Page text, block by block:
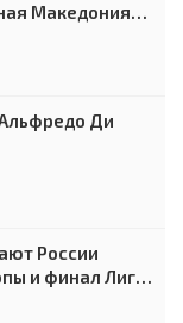
Македония) -
Ди
России
и финал Лиги